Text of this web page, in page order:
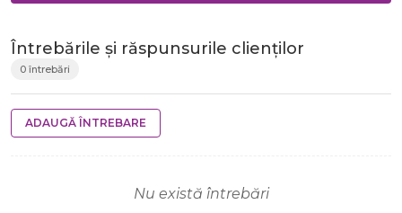
Întrebările și răspunsurile clienților
0 întrebări
ADAUGĂ ÎNTREBARE
Nu există întrebări